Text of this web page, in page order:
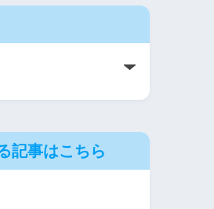
記事はこちら